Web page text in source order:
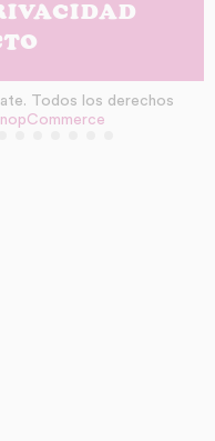
Todos los derechos
nopCommerce